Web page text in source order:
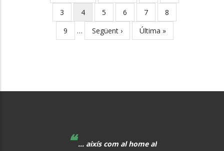
page page
Page
3
Current
page
4 Page
5 Page
6 Page
7 Page
8
Page
9 …
Next
page
Següent ›
Last
page
Última »
❝... aixís com al home al